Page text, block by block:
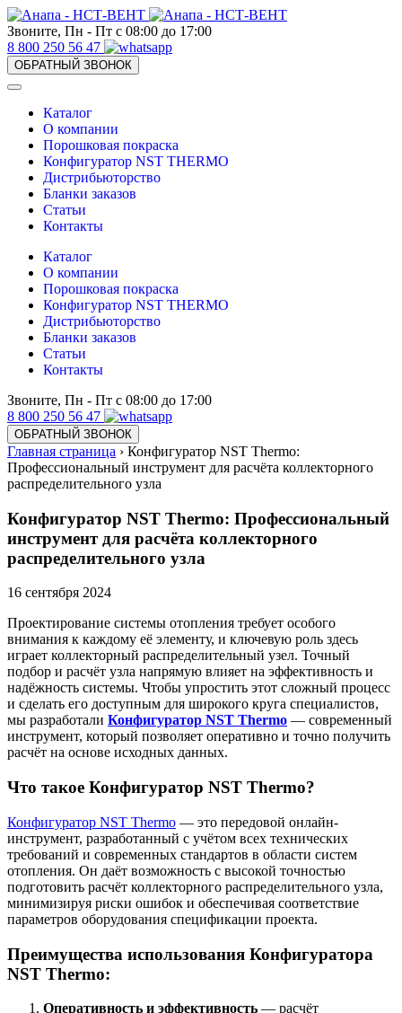
Звоните, Пн - Пт с 08:00 до 17:00
8 800 250 56 47
ОБРАТНЫЙ ЗВОНОК
Каталог
О компании
Порошковая покраска
Конфигуратор NST THERMO
Дистрибьюторство
Бланки заказов
Статьи
Контакты
Каталог
О компании
Порошковая покраска
Конфигуратор NST THERMO
Дистрибьюторство
Бланки заказов
Статьи
Контакты
Звоните, Пн - Пт с 08:00 до 17:00
8 800 250 56 47
ОБРАТНЫЙ ЗВОНОК
Главная страница › Конфигуратор NST Thermo:
Профессиональный инструмент для расчёта коллекторного
распределительного узла
Конфигуратор NST Thermo: Профессиональный
инструмент для расчёта коллекторного
распределительного узла
16 сентября 2024
Проектирование системы отопления требует особого
внимания к каждому её элементу, и ключевую роль здесь
играет коллекторный распределительный узел. Точный
подбор и расчёт узла напрямую влияет на эффективность и
надёжность системы. Чтобы упростить этот сложный процесс
и сделать его доступным для широкого круга специалистов,
мы разработали Конфигуратор NST Thermo — современный
инструмент, который позволяет оперативно и точно получить
расчёт на основе исходных данных.
Что такое Конфигуратор NST Thermo?
Конфигуратор NST Thermo — это передовой онлайн-
инструмент, разработанный с учётом всех технических
требований и современных стандартов в области систем
отопления. Он даёт возможность с высокой точностью
подготовить расчёт коллекторного распределительного узла,
минимизируя риски ошибок и обеспечивая соответствие
параметров оборудования спецификации проекта.
Преимущества использования Конфигуратора
NST Thermo:
Оперативность и эффективность — расчёт